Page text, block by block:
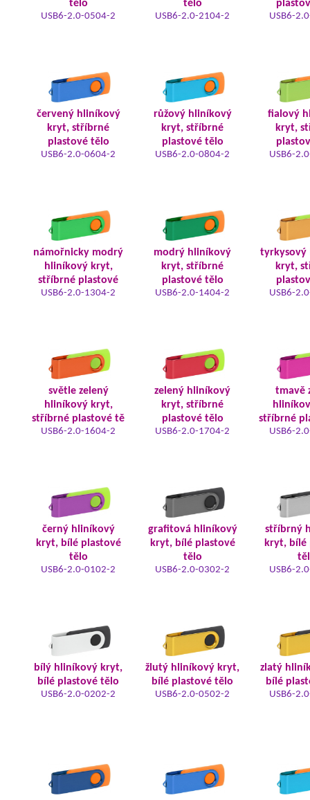
tělo
USB6-2.0-0504-2
tělo
USB6-2.0-2104-2 USB6-
červený hliníkový
kryt, stříbrné
plastové tělo
USB6-2.0-0604-2
růžový hliníkový
kryt, stříbrné
plastové tělo
USB6-2.0-0804-2
fialový
kryt,
USB6-
námořnicky modrý
hliníkový kryt,
stříbrné plastové
USB6-2.0-1304-2
modrý hliníkový
kryt, stříbrné
plastové tělo
USB6-2.0-1404-2
tyrkysový
kryt,
USB6-
světle zelený
hliníkový kryt,
stříbrné plastové tě
USB6-2.0-1604-2
zelený hliníkový
kryt, stříbrné
plastové tělo
USB6-2.0-1704-2
tmavě
stříbrné
USB6-
černý hliníkový
kryt, bílé plastové
tělo
USB6-2.0-0102-2
grafitová hliníkový
kryt, bílé plastové
tělo
USB6-2.0-0302-2
stříbrný
kryt, bílé
USB6-
bílý hliníkový kryt,
bílé plastové tělo
USB6-2.0-0202-2
žlutý hliníkový kryt,
bílé plastové tělo
USB6-2.0-0502-2
zlatý
bílé
USB6-